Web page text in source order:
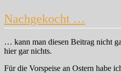
Nachgekocht …
… kann man diesen Beitrag nicht
hier gar nichts.
Für die Vorspeise an Ostern habe